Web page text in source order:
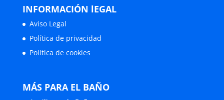
INFORMACIÓN lEGAL
Aviso Legal
Política de privacidad
Política de cookies
MÁS PARA EL BAÑO